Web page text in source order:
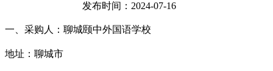
发布时间： 2024-07-16
一、采购人： 聊城颐中外国语学校
地址： 聊城市